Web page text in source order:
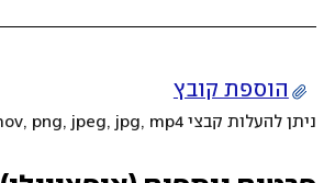
הוספת קובץ
ניתן להעלות קבצי mov, png, jpeg, jpg, mp4 עד 200MB